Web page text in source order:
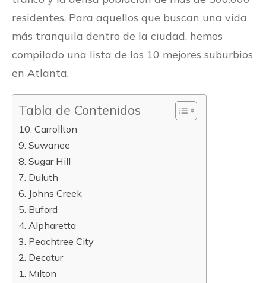
residentes. Para aquellos que buscan una vida
más tranquila dentro de la ciudad, hemos
compilado una lista de los 10 mejores suburbios
en Atlanta.
Tabla de Contenidos
10. Carrollton
9. Suwanee
8. Sugar Hill
7. Duluth
6. Johns Creek
5. Buford
4. Alpharetta
3. Peachtree City
2. Decatur
1. Milton